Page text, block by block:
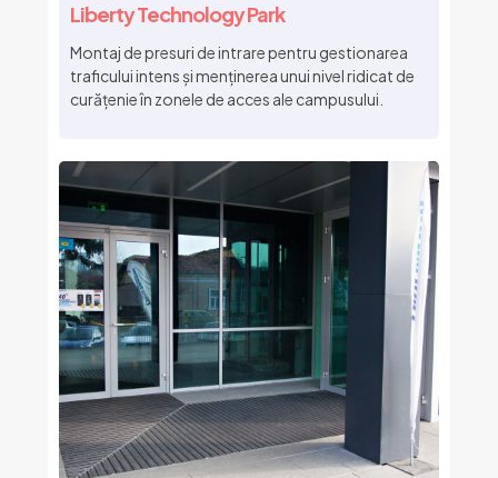
Liberty Technology Park
Montaj de presuri de intrare pentru gestionarea
traficului intens și menținerea unui nivel ridicat de
curățenie în zonele de acces ale campusului.